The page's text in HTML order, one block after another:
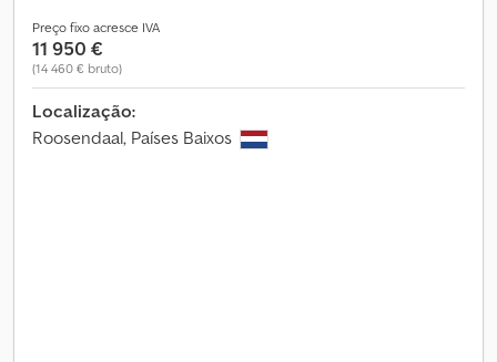
Preço fixo acresce IVA
11 950 €
(14 460 € bruto)
Localização:
Roosendaal, Países Baixos